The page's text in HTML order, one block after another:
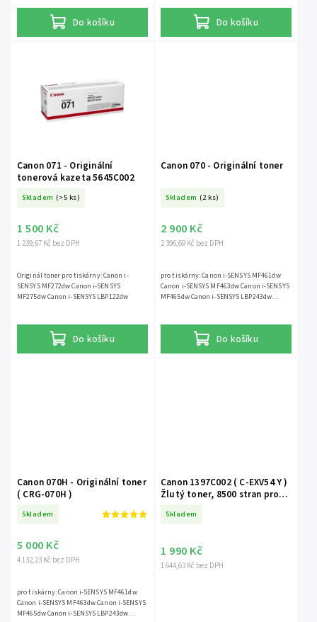
Do košíku
Canon i-SENSYS MF543x Canon i-SENSYS
Do košíku
Canon 071 - Originální
tonerová kazeta 5645C002
Skladem (>5 ks)
1 239,67 Kč bez DPH
1 500 Kč
Do košíku
Originál toner pro tiskárny: Canon i-
SENSYS MF272dw Canon i-SENSYS
MF275dw Canon i-SENSYS LBP122dw
Canon 070 - Originální toner
Skladem (2 ks)
2 396,69 Kč bez DPH
2 900 Kč
Do košíku
pro tiskárny: Canon i-SENSYS MF461dw
Canon i-SENSYS MF463dw Canon i-SENSYS
MF465dw Canon i-SENSYS LBP243dw
Canon 070H - Originální toner
( CRG-070H )
Skladem
4 132,23 Kč bez DPH
5 000 Kč
pro tiskárny: Canon i-SENSYS MF461dw
Canon i-SENSYS MF463dw Canon i-SENSYS
MF465dw Canon i-SENSYS LBP243dw
Canon 1397C002 ( C-EXV54 Y )
Žlutý toner, 8500 stran pro
C3025, IR-C3125
Skladem
1 644,63 Kč bez DPH
1 990 Kč